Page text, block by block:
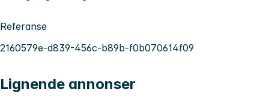
Referanse
2160579e-d839-456c-b89b-f0b070614f09
Lignende annonser